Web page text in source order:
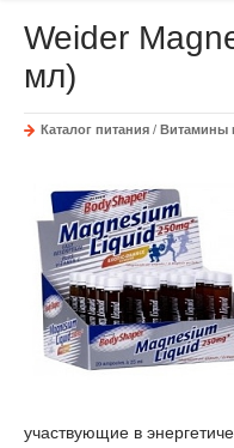
Weider
мл)
Каталог питания / Витамины
участвующие в